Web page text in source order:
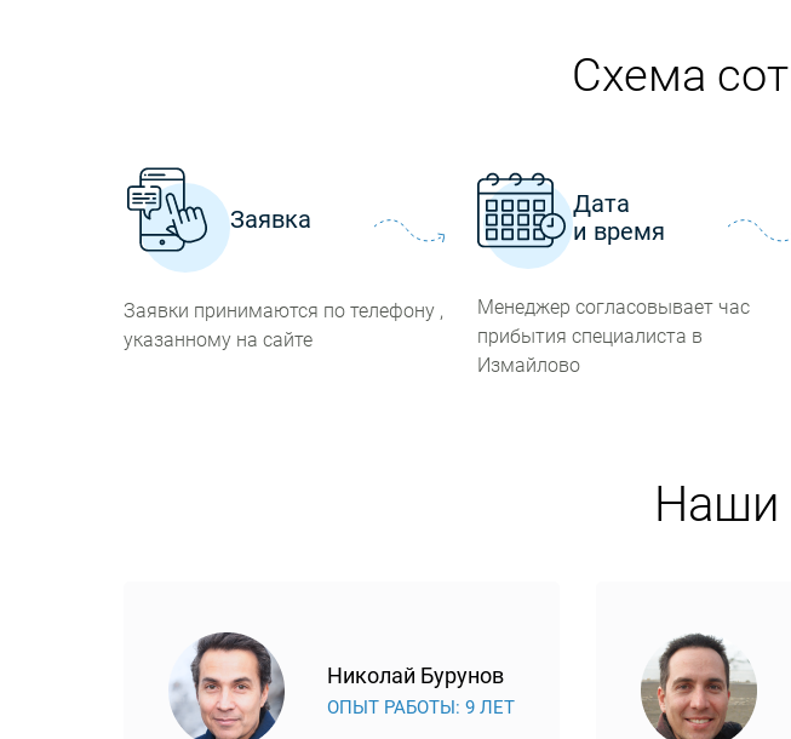
Схема
Заявка
Заявки принимаются по телефону ,
указанному на сайте
Дата
и время
Менеджер согласовывает час
прибытия специалиста в
Измайлово
Наши
Николай Бурунов
ОПЫТ РАБОТЫ: 9 ЛЕТ